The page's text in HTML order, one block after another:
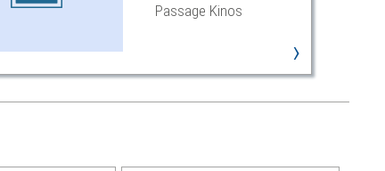
Passage Kinos
›